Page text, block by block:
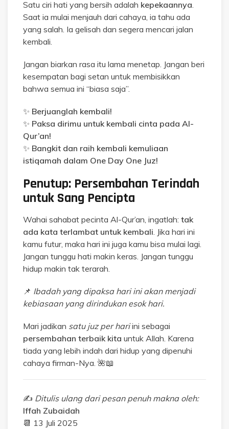
Satu ciri hati yang bersih adalah kepekaannya
Saat ia mulai menjauh dari cahaya, ia tahu ada
yang salah. Ia gelisah dan segera mencari jalan
kembali.
Jangan biarkan rasa itu lama menetap. Jangan beri
kesempatan bagi setan untuk membisikkan
bahwa semua ini “biasa saja”.
✨ Berjuanglah kembali!
✨ Paksa dirimu untuk kembali cinta pada Al-
Qur’an!
✨ Bangkit dan raih kembali kemuliaan
istiqamah dalam One Day One Juz!
Penutup: Persembahan Terindah
untuk Sang Pencipta
Wahai sahabat pecinta Al-Qur’an, ingatlah: tak
ada kata terlambat untuk kembali . Jika hari ini
kamu futur, maka hari ini juga kamu bisa mulai lagi.
Jangan tunggu hati makin keras. Jangan tunggu
hidup makin tak terarah.
📌 Ibadah yang dipaksa hari ini akan menjadi
kebiasaan yang dirindukan esok hari.
Mari jadikan satu juz per hariini sebagai
persembahan terbaik kita untuk Allah. Karena
tiada yang lebih indah dari hidup yang dipenuhi
cahaya firman-Nya. 🌺📖
✍️ Ditulis ulang dari pesan penuh makna oleh:
Iffah Zubaidah
📆 13 Juli 2025